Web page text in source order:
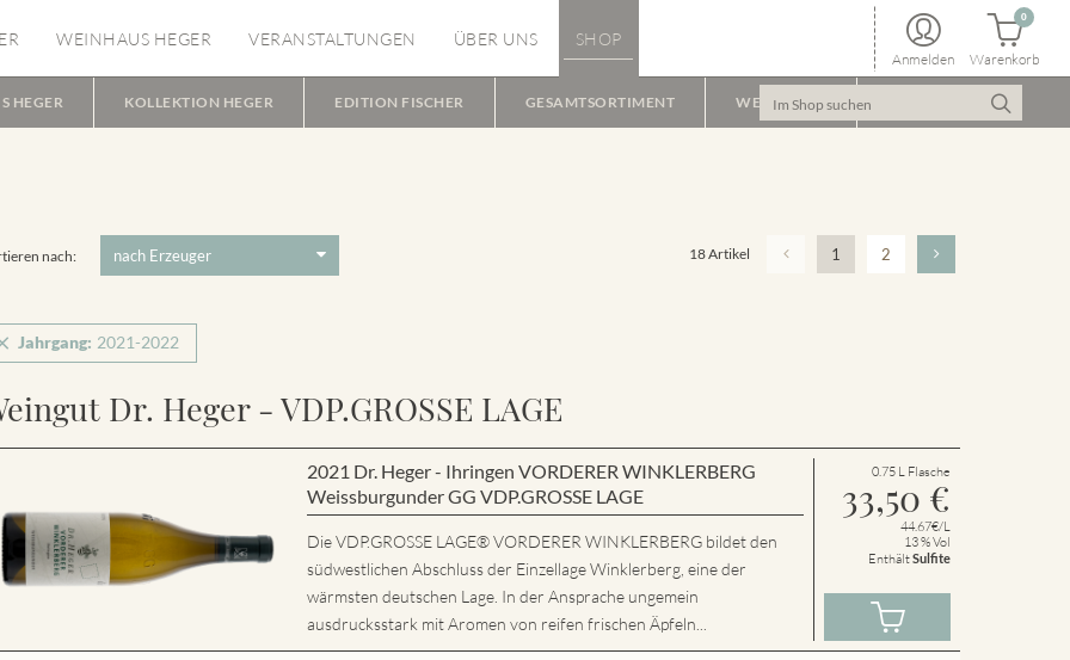
WEINHAUS HEGER VERANSTALTUNGEN ÜBER UNS SHOP
Anmelden Warenkorb
0
HEGER KOLLEKTION HEGER EDITION FISCHER GESAMTSORTIMENT WEINPAKET
nach: 18 Artikel 1 2
Jahrgang: 2021-2022
Dr. Heger - VDP.GROSSE LAGE
2021 Dr. Heger - Ihringen VORDERER WINKLERBERG
Weissburgunder GG VDP.GROSSE LAGE
Die VDP.GROSSE LAGE® VORDERER WINKLERBERG bildet den
südwestlichen Abschluss der Einzellage Winklerberg, eine der
wärmsten deutschen Lage. In der Ansprache ungemein
ausdrucksstark mit Aromen von reifen frischen Äpfeln...
0.75 L Flasche
33,50 €
44.67€/L
13 % Vol
EnthältSulfite